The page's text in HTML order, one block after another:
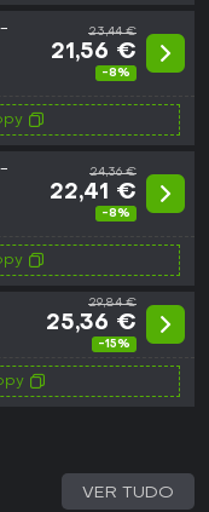
23,44 €
21,56 €
-8%
24,36 €
22,41 €
-8%
29,84 €
25,36 €
-15%
VER TUDO